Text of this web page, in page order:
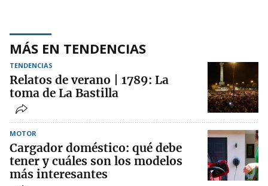
MÁS EN TENDENCIAS
TENDENCIAS
Relatos de verano | 1789: La
toma de La Bastilla
MOTOR
Cargador doméstico: qué debe
tener y cuáles son los modelos
más interesantes